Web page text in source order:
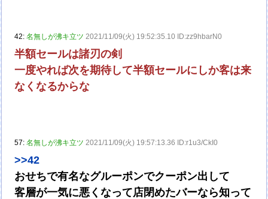
42:名無しが沸キ立ツ 2021/11/09(火) 19:52:35.10 ID:zz9hbarN0
半額セールは諸刃の剣
一度やれば次を期待して半額セールにしか客は来
なくなるからな
57:名無しが沸キ立ツ 2021/11/09(火) 19:57:13.36 ID:r1u3/CkI0
>>42
おせちで有名なグルーポンでクーポン出して
客層が一気に悪くなって店閉めたバーなら知って